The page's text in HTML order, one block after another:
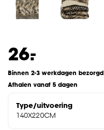
26.
-
Binnen 2-3 werkdagen bezorgd
Afhalen vanaf 5 dagen
Type/uitvoering
140X220CM